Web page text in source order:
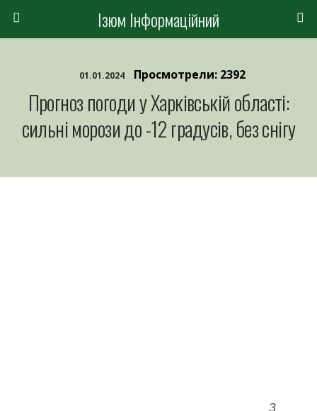
Ізюм Інформаційний
01.01.2024 Просмотрели: 2392
Прогноз погоди у Харківській області:
сильні морози до -12 градусів, без снігу
З